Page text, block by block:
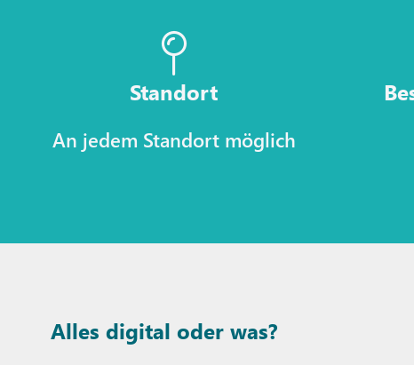
Standort
An jedem Standort möglich
Alles digital oder was?